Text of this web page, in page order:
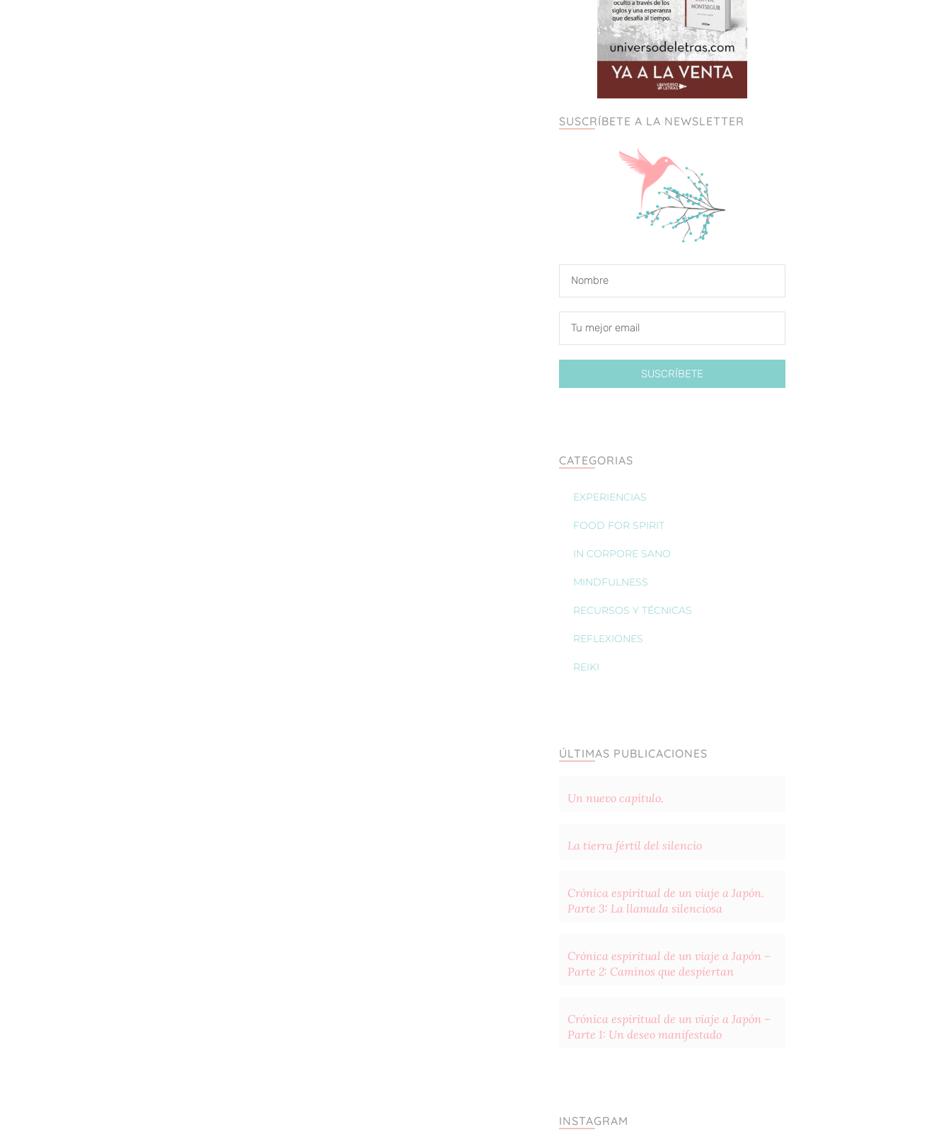
SUSCRÍBETE A LA NEWSLETTER
SUSCRÍBETE
CATEGORIAS
EXPERIENCIAS
FOOD FOR SPIRIT
IN CORPORE SANO
MINDFULNESS
RECURSOS Y TÉCNICAS
REFLEXIONES
REIKI
ÚLTIMAS PUBLICACIONES
Un nuevo capítulo.
La tierra fértil del silencio
Crónica espiritual de un viaje a Japón.
Parte 3: La llamada silenciosa
Crónica espiritual de un viaje a Japón –
Parte 2: Caminos que despiertan
Crónica espiritual de un viaje a Japón –
Parte 1: Un deseo manifestado
INSTAGRAM